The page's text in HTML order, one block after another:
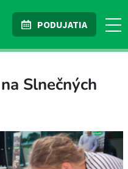
PODUJATIA
Slnečných